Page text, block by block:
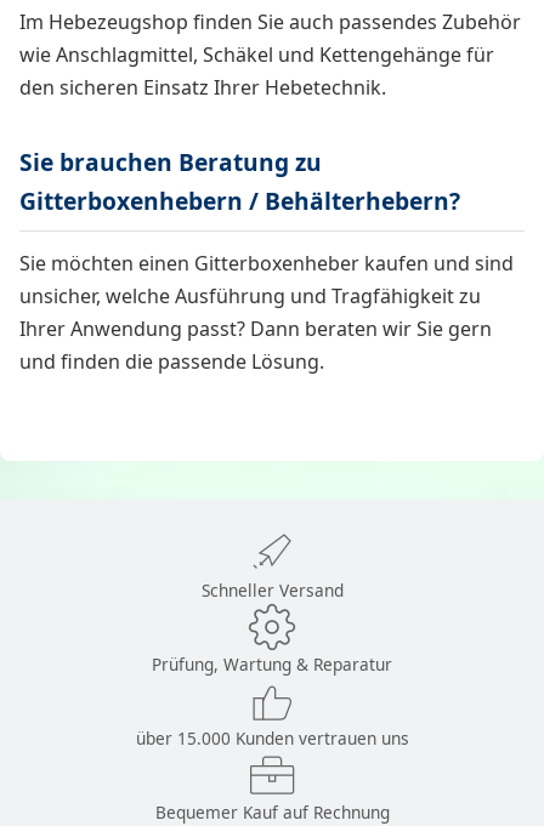
Im Hebezeugshop finden Sie auch passendes Zubehör
wie Anschlagmittel, Schäkel und Kettengehänge für
den sicheren Einsatz Ihrer Hebetechnik.
Sie brauchen Beratung zu
Gitterboxenhebern / Behälterhebern?
Sie möchten einen Gitterboxenheber kaufen und sind
unsicher, welche Ausführung und Tragfähigkeit zu
Ihrer Anwendung passt? Dann beraten wir Sie gern
und finden die passende Lösung.
Schneller Versand
Prüfung, Wartung & Reparatur
über 15.000 Kunden vertrauen uns
Bequemer Kauf auf Rechnung